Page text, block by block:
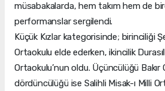
müsabakalarda, hem takım hem de
performanslar sergilendi.
Küçük Kızlar kategorisinde; birinciliği
Ortaokulu elde ederken, ikincilik
Ortaokulu’nun oldu. Üçüncülüğü Bakır
dördüncülüğü ise Salihli Misak-ı Milli